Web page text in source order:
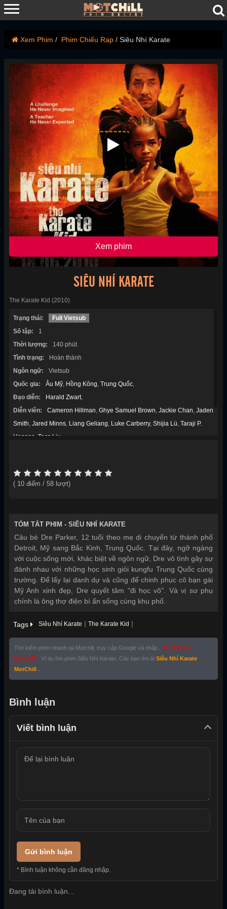
Xem Phim Phim Chiếu Rạp Siêu Nhí Karate
Xem phim
SIÊU NHÍ KARATE
The Karate Kid (2010)
Trạng thái:
Full Vietsub
Số tập:
1
Thời lượng:
140 phút
Tình trạng:
Hoàn thành
Ngôn ngữ:
Vietsub
Quốc gia:
Âu Mỹ, Hồng Kông, Trung Quốc,
Đạo diễn:
Harald Zwart,
Diễn viên:
Cameron Hillman, Ghye Samuel Brown, Jackie Chan, Jaden
Smith, Jared Minns, Liang Geliang, Luke Carberry, Shijia Lü, Taraji P.
Henson Tess Liu
( 10 điểm / 58 lượt)
TÓM TẮT PHIM - SIÊU NHÍ KARATE
Câu bé Dre Parker, 12 tuổi theo mẹ di chuyển từ thành phố
Detroit, Mỹ sang Bắc Kinh, Trung Quốc. Tại đây, ngỡ ngàng
với cuộc sống mới, khác biệt về ngôn ngữ, Dre vô tình gây sự
đánh nhau với những học sinh giỏi kungfu Trung Quốc cùng
trường. Để lấy lại danh dự và cũng để chinh phục cô bạn gái
Mỹ Anh xinh đẹp, Dre quyết tâm "đi học võ". Và vị sư phụ
chính là ông thợ điện bí ẩn sống cùng khu phố.
Tags Siêu Nhí Karate | The Karate Kid |
Tìm kiếm phim nhanh tại Motchill, truy cập Google và nhập , Tên Phim +
MotChill
. Ví dụ tìm phim Siêu Nhí Karate, Các bạn tìm là Siêu Nhí Karate
MotChill .
Bình luận
Viết bình luận
Gửi bình luận
* Bình luận không cần đăng nhập.
Đang tải bình luận...